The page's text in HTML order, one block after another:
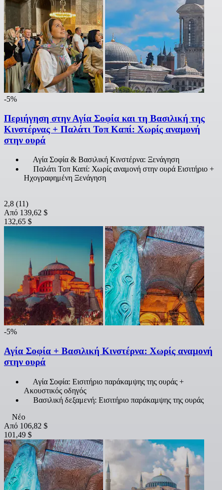
-5%
Περιήγηση στην Αγία Σοφία και τη Βασιλική της
Κινστέρνας + Παλάτι Τοπ Καπί: Χωρίς αναμονή
στην ουρά
Αγία Σοφία & Βασιλική Κινστέρνα: Ξενάγηση
Παλάτι Τοπ Καπί: Χωρίς αναμονή στην ουρά Εισιτήριο +
Ηχογραφημένη Ξενάγηση
2,8 (11)
Από 139,62 $
132,65 $
-5%
Αγία Σοφία + Βασιλική Κινστέρνα: Χωρίς αναμονή
στην ουρά
Αγία Σοφία: Εισιτήριο παράκαμψης της ουράς +
Ακουστικός οδηγός
Βασιλική δεξαμενή: Εισιτήριο παράκαμψης της ουράς
Νέο
Από 106,82 $
101,49 $